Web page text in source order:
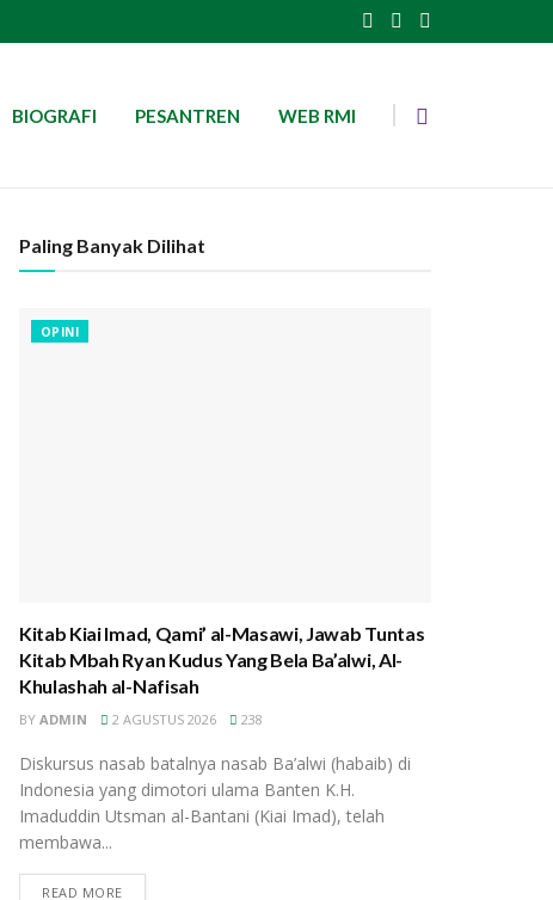
BIOGRAFI PESANTREN WEB RMI
Paling Banyak Dilihat
OPINI
Kitab Kiai Imad, Qami’ al-Masawi, Jawab Tuntas
Kitab Mbah Ryan Kudus Yang Bela Ba’alwi, Al-
Khulashah al-Nafisah
BY ADMIN 2 AGUSTUS 2026 238
Diskursus nasab batalnya nasab Ba’alwi (habaib) di
Indonesia yang dimotori ulama Banten K.H.
Imaduddin Utsman al-Bantani (Kiai Imad), telah
membawa...
READ MORE